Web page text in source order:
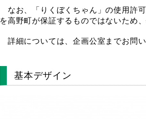
なお、「りくぼくちゃん」の使用許
を高野町が保証するものではないため
詳細については、企画公室までお問い
基本デザイン